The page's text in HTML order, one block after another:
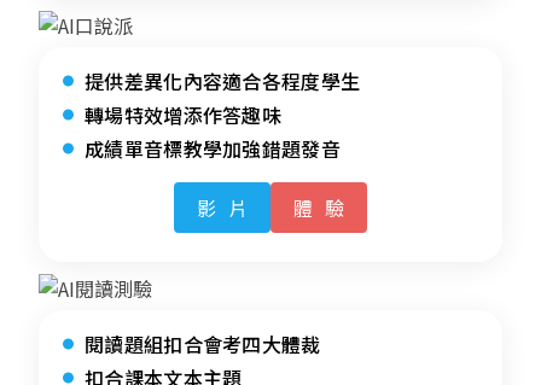
提供差異化內容適合各程度學生
轉場特效增添作答趣味
成績單音標教學加強錯題發音
影片 體驗
閱讀題組扣合會考四大體裁
扣合課本文本主題